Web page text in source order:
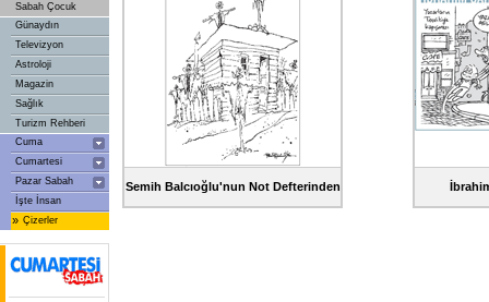
Sabah Çocuk
Günaydın
Televizyon
Astroloji
Magazin
Sağlık
Turizm Rehberi
Cuma
Cumartesi
Pazar Sabah
İşte İnsan
» Çizerler
Semih Balcıoğlu'nun Not Defterinden